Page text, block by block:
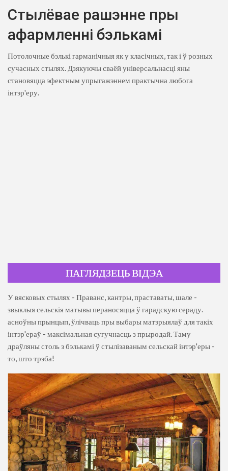
Стылёвае рашэнне пры
афармленні бэлькамі
Потолочные бэлькі гарманічныя як у класічных, так і ў розных
сучасных стылях. Дзякуючы сваёй універсальнасці яны
становяцца эфектным упрыгажэннем практычна любога
інтэр'еру.
ПАГЛЯДЗЕЦЬ ВІДЭА
У вясковых стылях - Праванс, кантры, праставаты, шале -
звыклыя сельскія матывы пераносяцца ў гарадскую сераду.
асноўны прынцып, ўлічваць пры выбары матэрыялаў для такіх
інтэр'ераў - максімальная сугучнасць з прыродай. Таму
драўляны столь з бэлькамі ў стылізаваным сельскай інтэр'еры -
то, што трэба!